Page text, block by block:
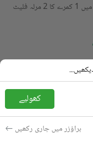
گلبرگ ہائٹس گلبرگ گرینز,گلبرگ,اسلام آباد میں 1 کمرے کا 2 مرلہ فلیٹ
دستیاب
کھولیے
براؤزر میں جاری رکھیں